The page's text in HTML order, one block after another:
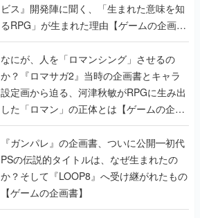
ビス』開発陣に聞く、「生まれた意味を知
るRPG」が生まれた理由【ゲームの企画
書】
なにが、人を「ロマンシング」させるの
か？『ロマサガ2』当時の企画書とキャラ
設定画から迫る、河津秋敏がRPGに生み出
した「ロマン」の正体とは【ゲームの企画
書】
『ガンパレ』の企画書、ついに公開━初代
PSの伝説的タイトルは、なぜ生まれたの
か？そして『LOOP8』へ受け継がれたもの
【ゲームの企画書】